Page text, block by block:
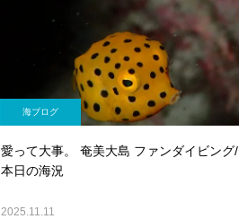
海ブログ
愛って大事。 奄美大島 ファンダイビング/
本日の海況
2025.11.11